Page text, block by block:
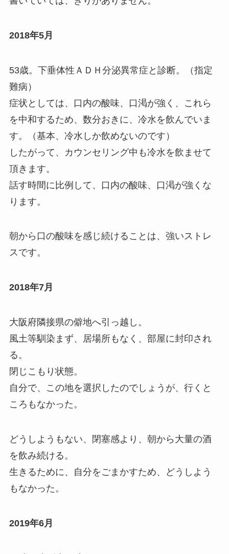
2018年5月
53歳。下垂体性ＡＤＨ分泌異常症と診断。（指定
難病）
症状としては、口内の酸味、口渇が強く、これら
を中和するため、数分おきに、冷水を飲んでいま
す。（基本、冷水しか飲めないのです）
したがって、カウンセリング中も冷水を飲ませて
頂きます。
話す時間に比例して、口内の酸味、口渇が強くな
ります。
朝から口の酸味を感じ続けることは、強いストレ
スです。
2018年7月
大阪府隣接県の僻地へ引っ越し。
風土等馴染まず、居場所もなく、部屋に封印され
る。
閉じこもり状態。
自分で、この地を選択したのでしょうが、行くと
ころもなかった。
どうしようもない、閉塞感より、朝から大量の酒
を飲み続ける。
生きるために、自分をごまかすため、どうしよう
もなかった。
2019年6月